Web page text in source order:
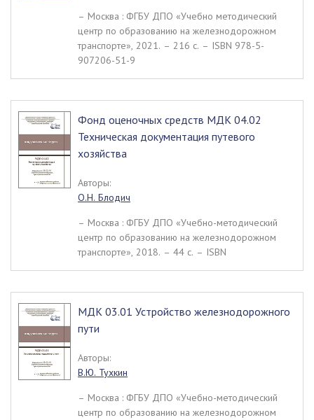
– Москва : ФГБУ ДПО «Учебно методический
центр по образованию на железнодорожном
транспорте», 2021. – 216 c. – ISBN 978-5-
907206-51-9
Фонд оценочных средств МДК 04.02
Техническая документация путевого
хозяйства
Авторы:
О.Н. Блодич
– Москва : ФГБУ ДПО «Учебно-методический
центр по образованию на железнодорожном
транспорте», 2018. – 44 c. – ISBN
МДК 03.01 Устройство железнодорожного
пути
Авторы:
В.Ю. Тухкин
– Москва : ФГБУ ДПО «Учебно-методический
центр по образованию на железнодорожном